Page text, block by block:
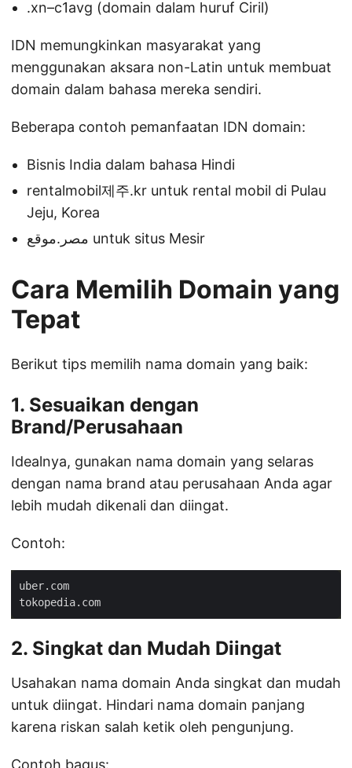
.xn–c1avg (domain dalam huruf Ciril)
IDN memungkinkan masyarakat yang
menggunakan aksara non-Latin untuk membuat
domain dalam bahasa mereka sendiri.
Beberapa contoh pemanfaatan IDN domain:
Bisnis India dalam bahasa Hindi
rentalmobil제주.kr untuk rental mobil di Pulau
Jeju, Korea
مصر.موقع untuk situs Mesir
Cara Memilih Domain yang
Tepat
Berikut tips memilih nama domain yang baik:
1. Sesuaikan dengan
Brand/Perusahaan
Idealnya, gunakan nama domain yang selaras
dengan nama brand atau perusahaan Anda agar
lebih mudah dikenali dan diingat.
Contoh:
2. Singkat dan Mudah Diingat
Usahakan nama domain Anda singkat dan mudah
untuk diingat. Hindari nama domain panjang
karena riskan salah ketik oleh pengunjung.